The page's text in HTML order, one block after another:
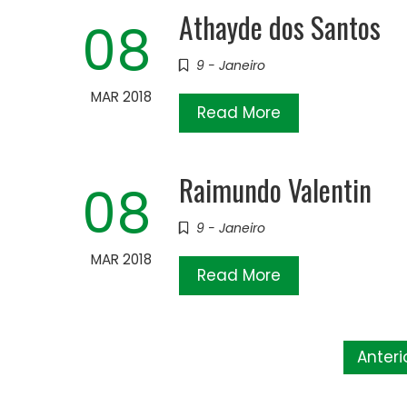
08
MAR 2018
Athayde dos Santos
9 - Janeiro
Read More
08
MAR 2018
Raimundo Valentin
9 - Janeiro
Read More